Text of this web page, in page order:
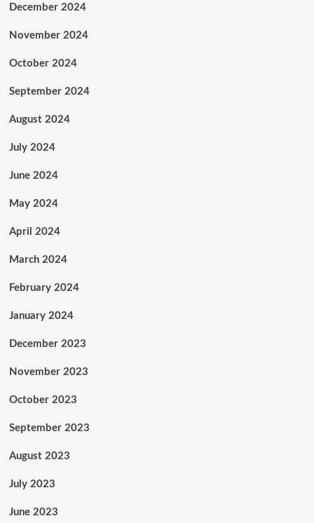
December 2024
November 2024
October 2024
September 2024
August 2024
July 2024
June 2024
May 2024
April 2024
March 2024
February 2024
January 2024
December 2023
November 2023
October 2023
September 2023
August 2023
July 2023
June 2023